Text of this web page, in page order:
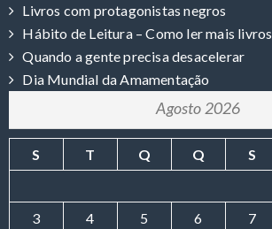
Livros com protagonistas negros
Hábito de Leitura – Como ler mais livros
Quando a gente precisa desacelerar
Dia Mundial da Amamentação
Agosto 2026
S T Q Q S
3
4 5 6 7